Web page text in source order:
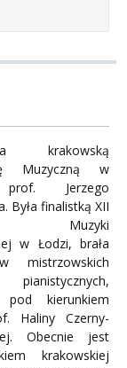
krakowską
Muzyczną w
Jerzego
Była finalistką XII
Muzyki
w Łodzi, brała
mistrzowskich
pianistycznych,
pod kierunkiem
Haliny Czerny-
Obecnie jest
krakowskiej